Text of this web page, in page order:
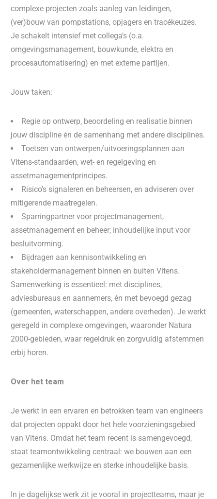
complexe projecten zoals aanleg van leidingen,
(ver)bouw van pompstations, opjagers en tracékeuzes.
Je schakelt intensief met collega’s (o.a.
omgevingsmanagement, bouwkunde, elektra en
procesautomatisering) en met externe partijen.
Jouw taken:
Regie op ontwerp, beoordeling en realisatie binnen
jouw discipline én de samenhang met andere disciplines.
Toetsen van ontwerpen/uitvoeringsplannen aan
Vitens-standaarden, wet- en regelgeving en
assetmanagementprincipes.
Risico’s signaleren en beheersen, en adviseren over
mitigerende maatregelen.
Sparringpartner voor projectmanagement,
assetmanagement en beheer; inhoudelijke input voor
besluitvorming.
Bijdragen aan kennisontwikkeling en
stakeholdermanagement binnen en buiten Vitens.
Samenwerking is essentieel: met disciplines,
adviesbureaus en aannemers, én met bevoegd gezag
(gemeenten, waterschappen, andere overheden). Je werkt
geregeld in complexe omgevingen, waaronder Natura
2000-gebieden, waar regeldruk en zorgvuldig afstemmen
erbij horen.
Over het team
Je werkt in een ervaren en betrokken team van engineers
dat projecten oppakt door het hele voorzieningsgebied
van Vitens. Omdat het team recent is samengevoegd,
staat teamontwikkeling centraal: we bouwen aan een
gezamenlijke werkwijze en sterke inhoudelijke basis.
In je dagelijkse werk zit je vooral in projectteams, maar je